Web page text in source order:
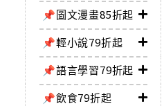
📌圖文漫畫85折起
📌輕小說79折起
📌語言學習79折起
📌飲食79折起